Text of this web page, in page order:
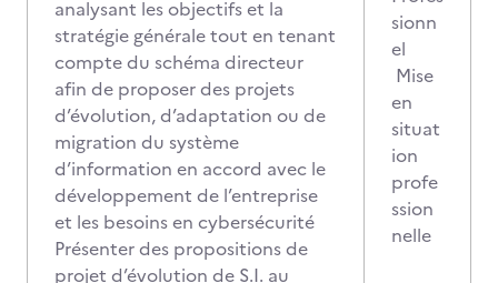
analysant les objectifs et la
stratégie générale tout en tenant
compte du schéma directeur
afin de proposer des projets
d’évolution, d’adaptation ou de
migration du système
d’information en accord avec le
développement de l’entreprise
et les besoins en cybersécurité
Présenter des propositions de
projet d’évolution de S.I. au
sionn
el
Mise
en
situat
ion
profe
ssion
nelle